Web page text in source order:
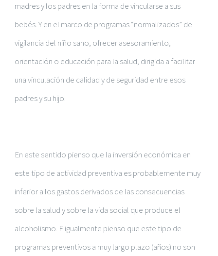
madres y los padres en la forma de vincularse a sus
bebés. Y en el marco de programas “normalizados” de
vigilancia del niño sano, ofrecer asesoramiento,
orientación o educación para la salud, dirigida a facilitar
una vinculación de calidad y de seguridad entre esos
padres y su hijo.
En este sentido pienso que la inversión económica en
este tipo de actividad preventiva es probablemente muy
inferior a los gastos derivados de las consecuencias
sobre la salud y sobre la vida social que produce el
alcoholismo. E igualmente pienso que este tipo de
programas preventivos a muy largo plazo (años) no son